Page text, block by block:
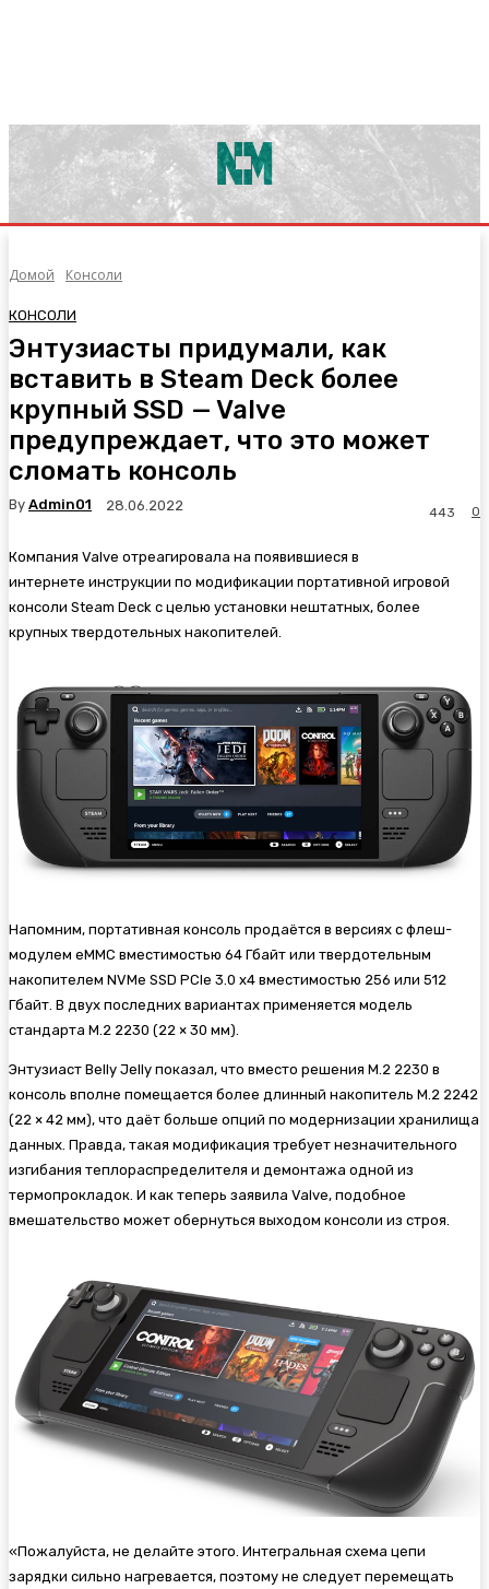
Домой Консоли
КОНСОЛИ
Энтузиасты придумали, как
вставить в Steam Deck более
крупный SSD — Valve
предупреждает, что это может
сломать консоль
By Admin01 28.06.2022 0
443
Компания Valve отреагировала на появившиеся в
интернете инструкции по модификации портативной игровой
консоли Steam Deck с целью установки нештатных, более
крупных твердотельных накопителей.
Напомним, портативная консоль продаётся в версиях с флеш-
модулем eMMC вместимостью 64 Гбайт или твердотельным
накопителем NVMe SSD PCIe 3.0 x4 вместимостью 256 или 512
Гбайт. В двух последних вариантах применяется модель
стандарта M.2 2230 (22 × 30 мм).
Энтузиаст Belly Jelly показал, что вместо решения M.2 2230 в
консоль вполне помещается более длинный накопитель M.2 2242
(22 × 42 мм), что даёт больше опций по модернизации хранилища
данных. Правда, такая модификация требует незначительного
изгибания теплораспределителя и демонтажа одной из
термопрокладок. И как теперь заявила Valve, подобное
вмешательство может обернуться выходом консоли из строя.
«Пожалуйста, не делайте этого. Интегральная схема цепи
зарядки сильно нагревается, поэтому не следует перемещать